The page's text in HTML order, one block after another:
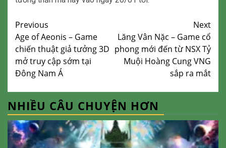
Continue
Reading
Previous
Age of Aeonis – Game
chiến thuật giả tưởng 3D
mở truy cập sớm tại
Đông Nam Á
Next
Lăng Vân Nặc – Game cổ
phong mới đến từ NSX Tỷ
Muội Hoàng Cung VNG
sắp ra mắt
NHIỀU CÂU CHUYỆN HƠN